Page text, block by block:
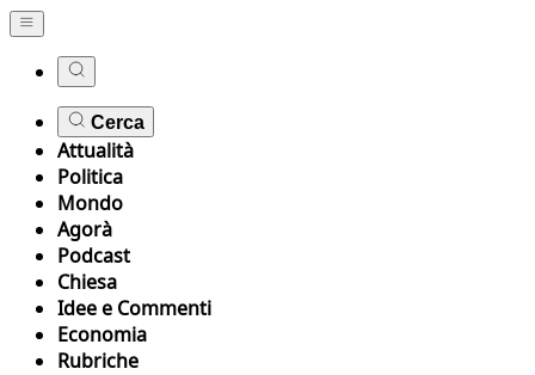
Cerca
Attualità
Politica
Mondo
Agorà
Podcast
Chiesa
Idee e Commenti
Economia
Rubriche